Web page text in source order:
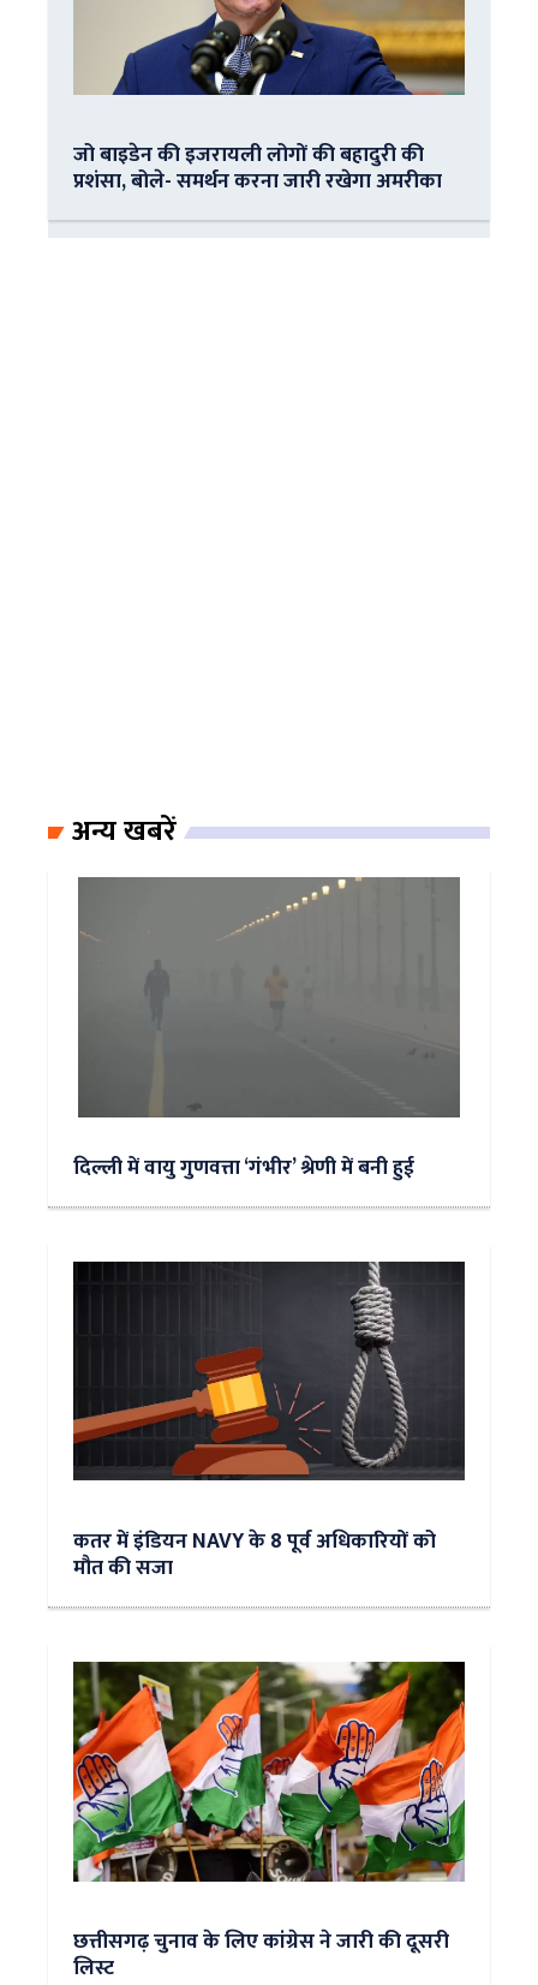
जो बाइडेन की इजरायली लोगों की बहादुरी की
प्रशंसा, बोले- समर्थन करना जारी रखेगा अमरीका
अन्य खबरें
दिल्ली में वायु गुणवत्ता ‘गंभीर’ श्रेणी में बनी हुई
कतर में इंडियन NAVY के 8 पूर्व अधिकारियों को
मौत की सजा
छत्तीसगढ़ चुनाव के लिए कांग्रेस ने जारी की दूसरी
लिस्ट